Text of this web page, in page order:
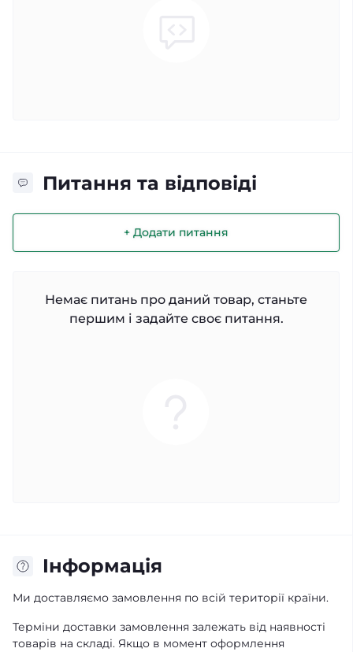
Питання та відповіді
+ Додати питання
Немає питань про даний товар, станьте
першим і задайте своє питання.
Iнформація
Ми доставляємо замовлення по всій території країни.
Терміни доставки замовлення залежать від наявності
товарів на складі. Якщо в момент оформлення